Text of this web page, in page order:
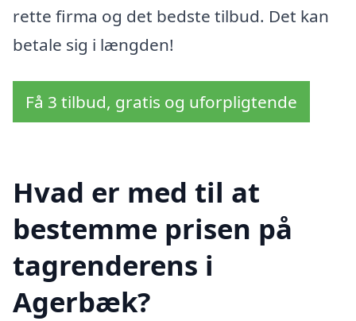
rette firma og det bedste tilbud. Det kan
betale sig i længden!
Få 3 tilbud, gratis og uforpligtende
Hvad er med til at
bestemme prisen på
tagrenderens i
Agerbæk?